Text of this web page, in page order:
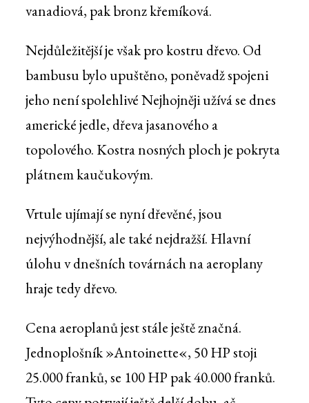
vanadiová, pak bronz křemíková.
Nejdůležitější je však pro kostru dřevo. Od
bambusu bylo upuštěno, poněvadž spojeni
jeho není spolehlivé Nejhojněji užívá se dnes
americké jedle, dřeva jasanového a
topolového. Kostra nosných ploch je pokryta
plátnem kaučukovým.
Vrtule ujímají se nyní dřevěné, jsou
nejvýhodnější, ale také nejdražší. Hlavní
úlohu v dnešních továrnách na aeroplany
hraje tedy dřevo.
Cena aeroplanů jest stále ještě značná.
Jednoplošník »Antoinette«, 50 HP stoji
25.000 franků, se 100 HP pak 40.000 franků.